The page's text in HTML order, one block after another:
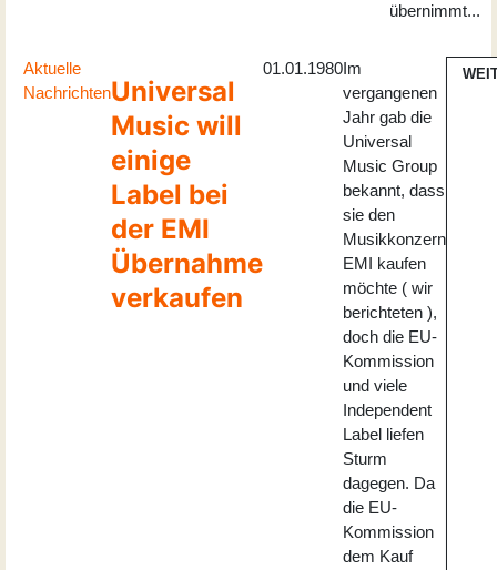
übernimmt...
Aktuelle
NachrichtenUniversal
Music will
einige
Label bei
der EMI
Übernahme
verkaufen
01.01.1980Im
vergangenen
Jahr gab die
Universal
Music Group
bekannt, dass
sie den
Musikkonzern
EMI kaufen
möchte ( wir
berichteten ),
doch die EU-
Kommission
und viele
Independent
Label liefen
Sturm
dagegen. Da
die EU-
Kommission
dem Kauf